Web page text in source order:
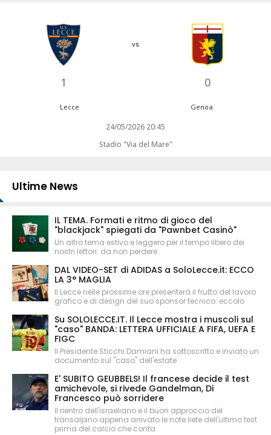
1
vs
0
Lecce Genoa
24/05/2026 20:45
Stadio "Via del Mare"
Ultime News
IL TEMA. Formati e ritmo di gioco del
"blackjack" spiegati da "Pawnbet Casinò"
Un altro tema estivo e leggero per il tempo libero dei
nostri lettori: da non perdere
DAL VIDEO-SET di ADIDAS a SoloLecce.it: ECCO
LA 3° MAGLIA
Il Lecce nelle prossime ore presenterà il frutto del lavoro
grafico e di design del suo sponsor tecnico: eccolo
Su SOLOLECCE.IT. Il Lecce mostra i muscoli sul
"caso" BANDA: LETTERA UFFICIALE A FIFA, UEFA E
FIGC
Il Presidente Sticchi Damiani ha sottoscritto e inviato un
documento sul "caso" dell'estate
E' SUBITO GEUBBELS! Il francese decide il test
amichevole, si rivede Gandelman, Di
Francesco può sorridere
Il rientro dell'israeliano e il buon approccio del
transalpino appena arrivato le note liete dell'ultimo test
prima del calcio che conta